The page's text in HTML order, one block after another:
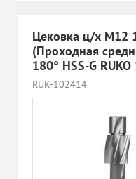
Цековка ц/х M12
(Проходная
180° HSS-G
RUK-102414